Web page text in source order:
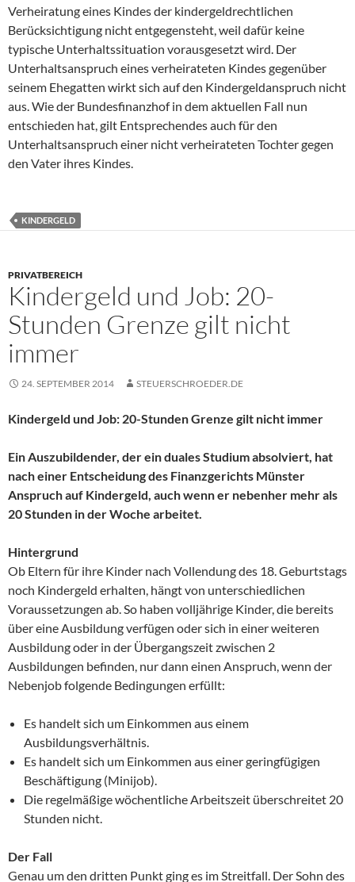
Verheiratung eines Kindes der kindergeldrechtlichen
Berücksichtigung nicht entgegensteht, weil dafür keine
typische Unterhaltssituation vorausgesetzt wird. Der
Unterhaltsanspruch eines verheirateten Kindes gegenüber
seinem Ehegatten wirkt sich auf den Kindergeldanspruch nicht
aus. Wie der Bundesfinanzhof in dem aktuellen Fall nun
entschieden hat, gilt Entsprechendes auch für den
Unterhaltsanspruch einer nicht verheirateten Tochter gegen
den Vater ihres Kindes.
KINDERGELD
PRIVATBEREICH
Kindergeld und Job: 20-
Stunden Grenze gilt nicht
immer
24. SEPTEMBER 2014 STEUERSCHROEDER.DE
Kindergeld und Job: 20-Stunden Grenze gilt nicht immer
Ein Auszubildender, der ein duales Studium absolviert, hat
nach einer Entscheidung des Finanzgerichts Münster
Anspruch auf Kindergeld, auch wenn er nebenher mehr als
20 Stunden in der Woche arbeitet.
Hintergrund
Ob Eltern für ihre Kinder nach Vollendung des 18. Geburtstags
noch Kindergeld erhalten, hängt von unterschiedlichen
Voraussetzungen ab. So haben volljährige Kinder, die bereits
über eine Ausbildung verfügen oder sich in einer weiteren
Ausbildung oder in der Übergangszeit zwischen 2
Ausbildungen befinden, nur dann einen Anspruch, wenn der
Nebenjob folgende Bedingungen erfüllt:
Es handelt sich um Einkommen aus einem
Ausbildungsverhältnis.
Es handelt sich um Einkommen aus einer geringfügigen
Beschäftigung (Minijob).
Die regelmäßige wöchentliche Arbeitszeit überschreitet 20
Stunden nicht.
Der Fall
Genau um den dritten Punkt ging es im Streitfall. Der Sohn des